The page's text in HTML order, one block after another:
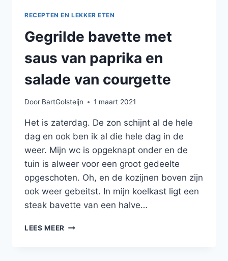
RECEPTEN EN LEKKER ETEN
Gegrilde bavette met
saus van paprika en
salade van courgette
Door BartGolsteijn 1 maart 2021
Het is zaterdag. De zon schijnt al de hele
dag en ook ben ik al die hele dag in de
weer. Mijn wc is opgeknapt onder en de
tuin is alweer voor een groot gedeelte
opgeschoten. Oh, en de kozijnen boven zijn
ook weer gebeitst. In mijn koelkast ligt een
steak bavette van een halve…
LEES MEER GEGRILDE